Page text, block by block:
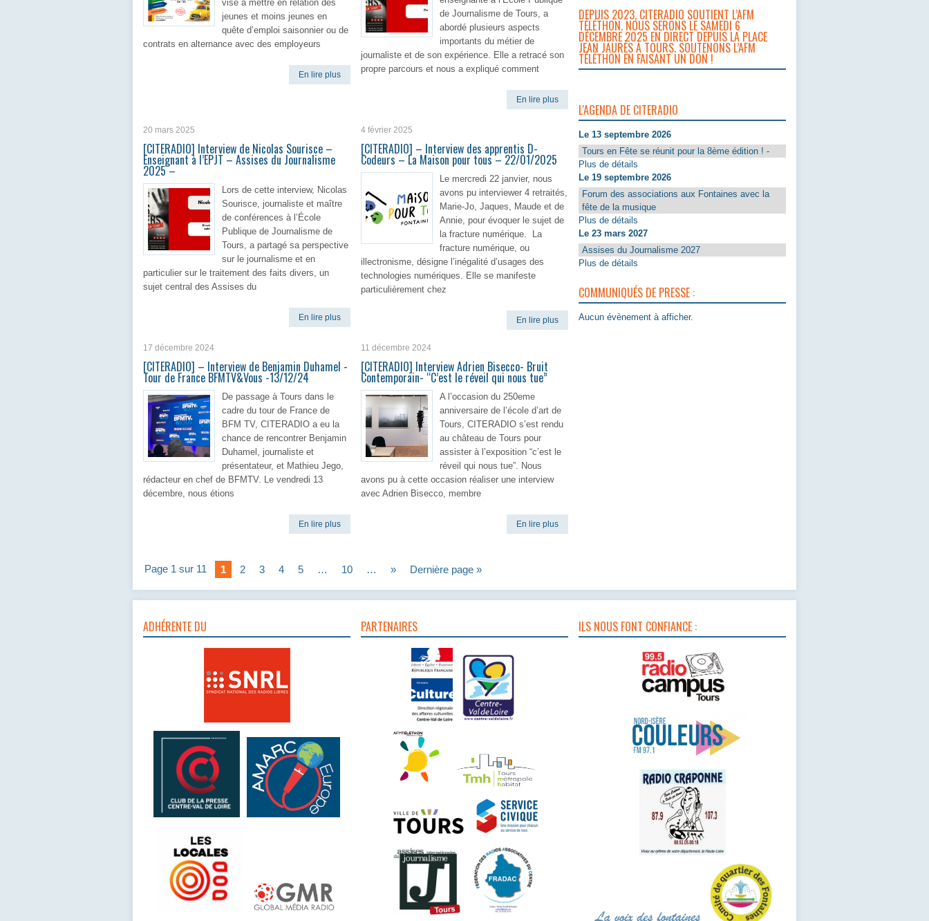
vise à mettre en relation des
jeunes et moins jeunes en
quête d’emploi saisonnier ou de
contrats en alternance avec des employeurs
En lire plus
de Journalisme de Tours, a
abordé plusieurs aspects
importants du métier de
journaliste et de son expérience. Elle a retracé son
propre parcours et nous a expliqué comment
En lire plus
20 mars 2025
[CITERADIO] Interview de Nicolas Sourisce –
Enseignant à l’EPJT – Assises du Journalisme
2025 –
Lors de cette interview, Nicolas
Sourisce, journaliste et maître
de conférences à l’École
Publique de Journalisme de
Tours, a partagé sa perspective
sur le journalisme et en
particulier sur le traitement des faits divers, un
sujet central des Assises du
En lire plus
4 février 2025
[CITERADIO] – Interview des apprentis D-
Codeurs – La Maison pour tous – 22/01/2025
Le mercredi 22 janvier, nous
avons pu interviewer 4 retraités,
Marie-Jo, Jaques, Maude et de
Annie, pour évoquer le sujet de
la fracture numérique. La
fracture numérique, ou
illectronisme, désigne l’inégalité d’usages des
technologies numériques. Elle se manifeste
particulièrement chez
En lire plus
17 décembre 2024
[CITERADIO] – Interview de Benjamin Duhamel -
Tour de France BFMTV&Vous -13/12/24
De passage à Tours dans le
cadre du tour de France de
BFM TV, CITERADIO a eu la
chance de rencontrer Benjamin
Duhamel, journaliste et
présentateur, et Mathieu Jego,
rédacteur en chef de BFMTV. Le vendredi 13
décembre, nous étions
En lire plus
11 décembre 2024
[CITERADIO] Interview Adrien Bisecco- Bruit
Contemporain- “C’est le réveil qui nous tue”
A l’occasion du 250eme
anniversaire de l’école d’art de
Tours, CITERADIO s’est rendu
au château de Tours pour
assister à l’exposition “c’est le
réveil qui nous tue”. Nous
avons pu à cette occasion réaliser une interview
avec Adrien Bisecco, membre
En lire plus
Page 1 sur 11 1 2 3 4 5 … 10 … » Dernière page »
DEPUIS 2023, CITERADIO SOUTIENT L’AFM
TÉLÉTHON. NOUS SERONS LE SAMEDI 6
DÉCEMBRE 2025 EN DIRECT DEPUIS LA PLACE
JEAN JAURÈS À TOURS. SOUTENONS L’AFM
TÉLÉTHON EN FAISANT UN DON !
L'AGENDA DE CITERADIO
Le 13 septembre 2026
Tours en Fête se réunit pour la 8ème édition ! -
Plus de détails
Le 19 septembre 2026
Forum des associations aux Fontaines avec la
fête de la musique
Plus de détails
Le 23 mars 2027
Assises du Journalisme 2027
Plus de détails
COMMUNIQUÉS DE PRESSE :
Aucun évènement à afficher.
ADHÉRENTE DU PARTENAIRES ILS NOUS FONT CONFIANCE :